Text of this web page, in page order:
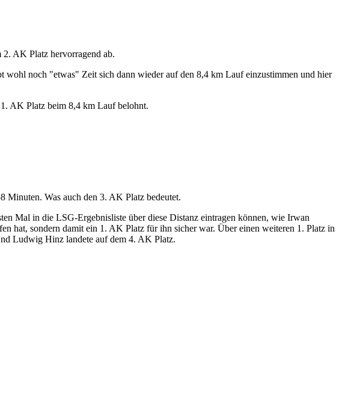
AK Platz hervorragend ab.
noch "etwas" Zeit sich dann wieder auf den 8,4 km Lauf einzustimmen und hier
AK Platz beim 8,4 km Lauf belohnt.
Minuten. Was auch den 3. AK Platz bedeutet.
Mal in die LSG-Ergebnisliste über diese Distanz eintragen können, wie Irwan
hat, sondern damit ein 1. AK Platz für ihn sicher war. Über einen weiteren 1. Platz in
Ludwig Hinz landete auf dem 4. AK Platz.